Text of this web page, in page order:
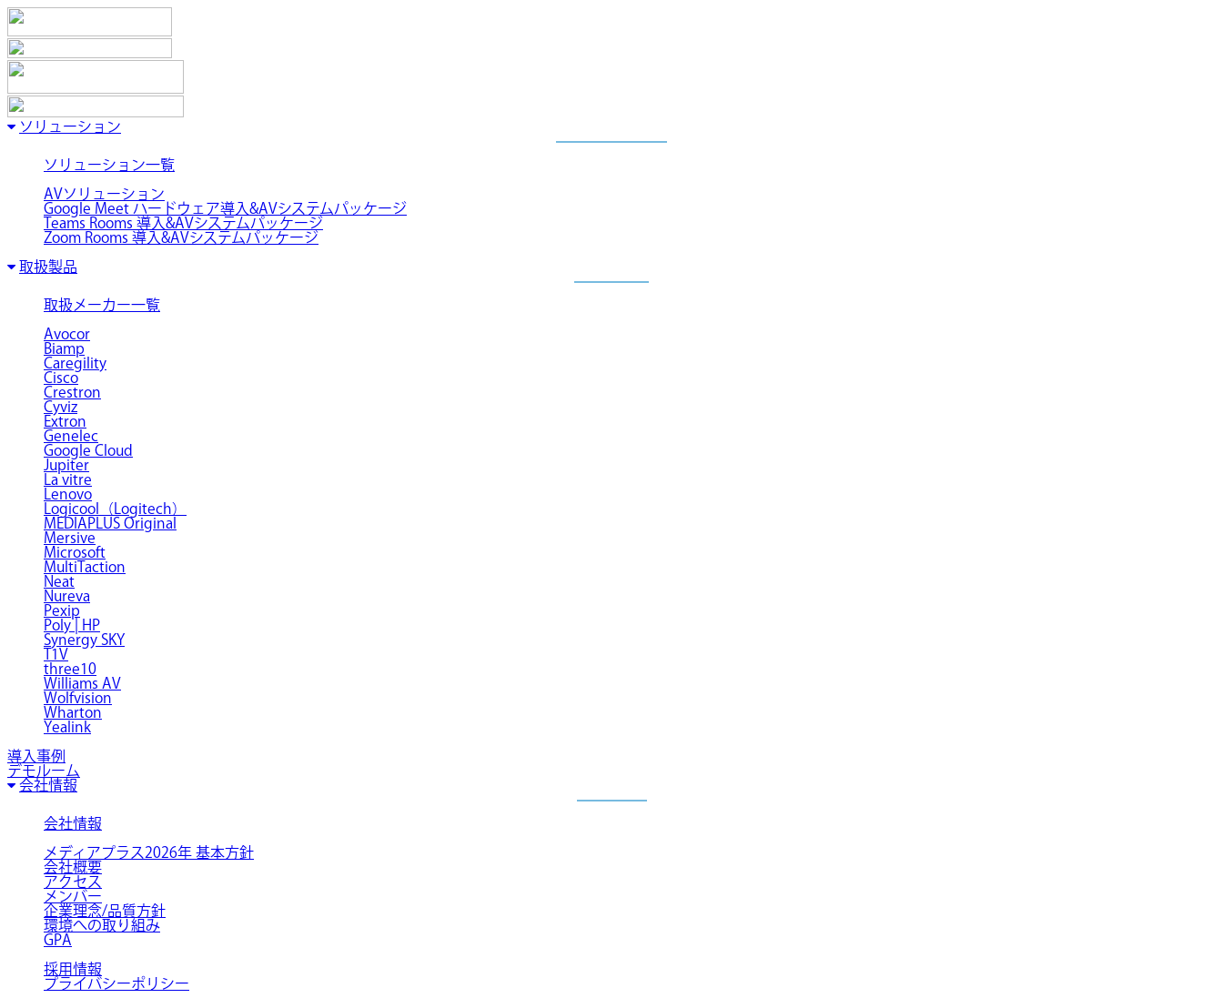
ソリューション
ソリューション一覧
AVソリューション
Google Meet ハードウェア導入&AVシステムパッケージ
Teams Rooms 導入&AVシステムパッケージ
Zoom Rooms 導入&AVシステムパッケージ
取扱製品
取扱メーカー一覧
Avocor
Biamp
Caregility
Cisco
Crestron
Cyviz
Extron
Genelec
Google Cloud
Jupiter
La vitre
Lenovo
Logicool（Logitech）
MEDIAPLUS Original
Mersive
Microsoft
MultiTaction
Neat
Nureva
Pexip
Poly | HP
Synergy SKY
T1V
three10
Williams AV
Wolfvision
Wharton
Yealink
導入事例
デモルーム
会社情報
会社情報
メディアプラス2026年 基本方針
会社概要
アクセス
メンバー
企業理念/品質方針
環境への取り組み
GPA
採用情報
プライバシーポリシー